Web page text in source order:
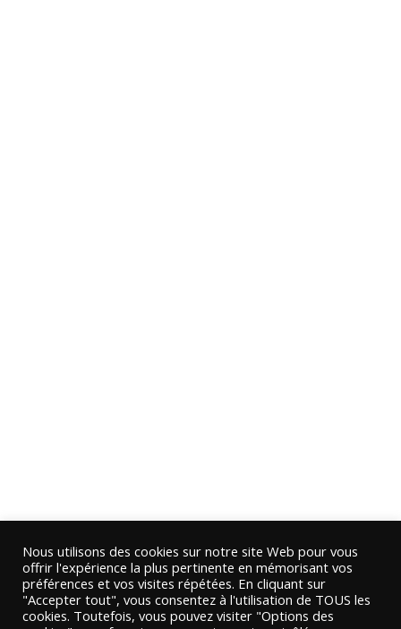
Nous utilisons des cookies sur notre site Web pour vous
offrir l'expérience la plus pertinente en mémorisant vos
préférences et vos visites répétées. En cliquant sur
"Accepter tout", vous consentez à l'utilisation de TOUS les
cookies. Toutefois, vous pouvez visiter "Options des